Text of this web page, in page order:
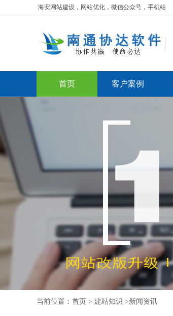
海安网站建设，网站优化，微信公众号，手机站
首页 客户案例
当前位置： 首页 > 建站知识 >新闻资讯